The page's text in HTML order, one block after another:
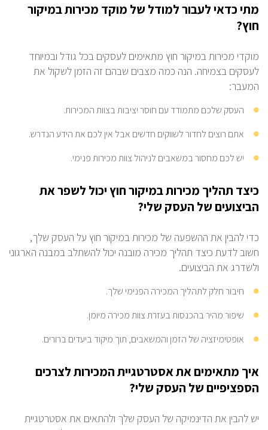
מתי כדאי לעבור למודל של מוקד מכירות במיקור
חוץ?
מוקדי מכירות במיקור חוץ מתאימים לעסקים בכל גודל ובמיוחד
לעסקים בצמיחה. הנה כמה מצבים שבהם זה הזמן לשקול את
המעבר:
העסק שלכם מתמודד עם חוסר יציבות בצוות המכירות.
אתם רוצים לחדור לשווקים חדשים אבל אין לכם את הידע הנדרש.
יש לכם מחסור במשאבים לניהול צוות מכירות פנימי.
כיצד תהליך מכירות במיקור חוץ יכול לשפר את
הביצועים של העסק שלי?
כדי להבין את ההשפעה של מכירות במיקור חוץ על העסק שלך,
חשוב לדעת כיצד תהליך מכירה מובנה יכול להשתלב במבנה הארגוני
ולשדרג את הביצועים.
חיבור חלק לתהליך המכירה הפנימי שלך.
שיפור מהיר בהכנסות בעזרת צוות מכירה מיומן.
אופטימיזציה של הזמן והמשאבים, תוך מיקוד ביעדים ברורים.
איך מתאימים את אסטרטגיית המכירות לצרכים
הספציפיים של העסק שלי?
יש להבין את הדינמיקה של העסק שלך ולהתאים את אסטרטגיית